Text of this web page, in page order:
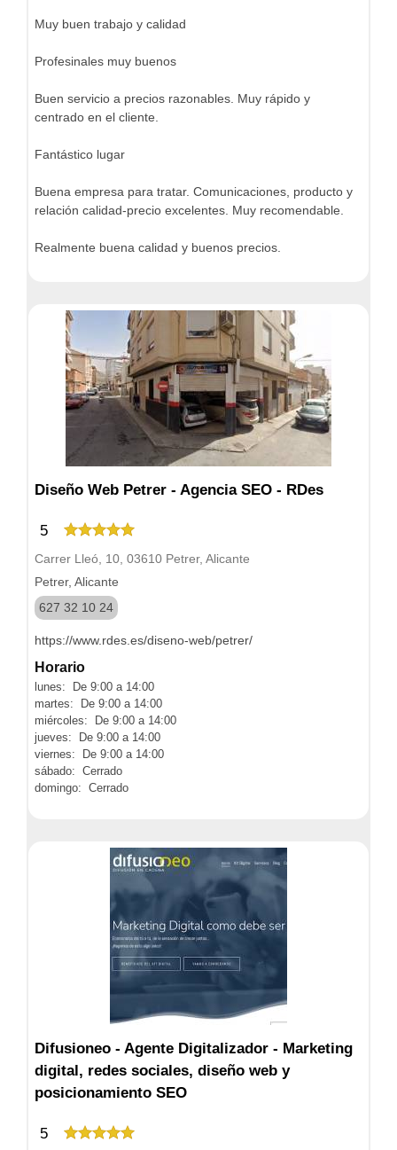
Muy buen trabajo y calidad
Profesinales muy buenos
Buen servicio a precios razonables. Muy rápido y
centrado en el cliente.
Fantástico lugar
Buena empresa para tratar. Comunicaciones, producto y
relación calidad-precio excelentes. Muy recomendable.
Realmente buena calidad y buenos precios.
Diseño Web Petrer - Agencia SEO - RDes
5
Carrer Lleó, 10, 03610 Petrer, Alicante
Petrer, Alicante
627 32 10 24
https://www.rdes.es/diseno-web/petrer/
Horario
lunes: De 9:00 a 14:00
martes: De 9:00 a 14:00
miércoles: De 9:00 a 14:00
jueves: De 9:00 a 14:00
viernes: De 9:00 a 14:00
sábado: Cerrado
domingo: Cerrado
Difusioneo - Agente Digitalizador - Marketing
digital, redes sociales, diseño web y
posicionamiento SEO
5